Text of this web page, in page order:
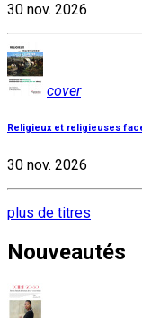
30 nov. 2026
cover
Religieux et religieuses
30 nov. 2026
plus de titres
Nouveautés